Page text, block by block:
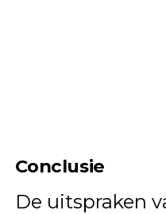
Conclusie
De uitspraken